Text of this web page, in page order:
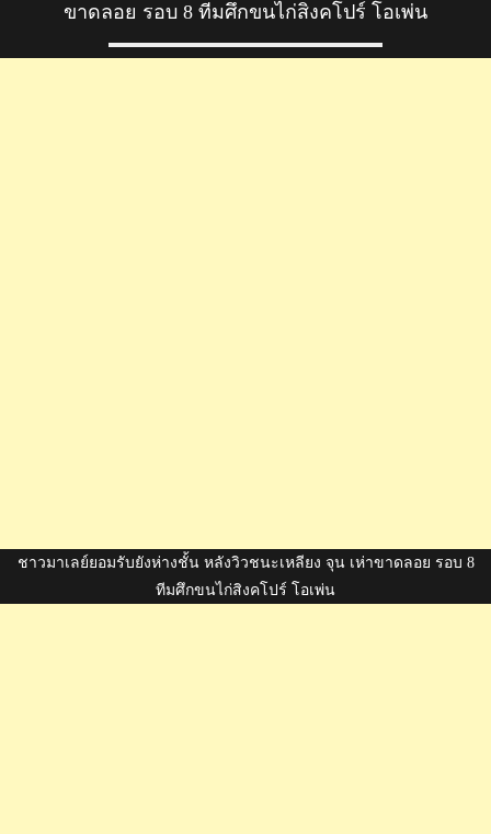
ขาดลอย รอบ 8 ทีมศึกขนไก่สิงคโปร์ โอเพ่น
ชาวมาเลย์ยอมรับยังห่างชั้น หลังวิวชนะเหลียง จุน เห่าขาดลอย รอบ 8
ทีมศึกขนไก่สิงคโปร์ โอเพ่น